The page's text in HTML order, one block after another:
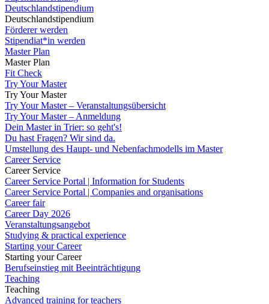
Deutschlandstipendium
Deutschlandstipendium
Förderer werden
Stipendiat*in werden
Master Plan
Master Plan
Fit Check
Try Your Master
Try Your Master
Try Your Master – Veranstaltungsübersicht
Try Your Master – Anmeldung
Dein Master in Trier: so geht's!
Du hast Fragen? Wir sind da.
Umstellung des Haupt- und Nebenfachmodells im Master
Career Service
Career Service
Career Service Portal | Information for Students
Career Service Portal | Companies and organisations
Career fair
Career Day 2026
Veranstaltungsangebot
Studying & practical experience
Starting your Career
Starting your Career
Berufseinstieg mit Beeinträchtigung
Teaching
Teaching
Advanced training for teachers